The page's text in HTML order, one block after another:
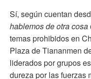
Sí, según cuentan
hablemos de otra cosa
temas prohibidos en
Plaza de Tiananmen
liderados por grupos
dureza por las fuerzas